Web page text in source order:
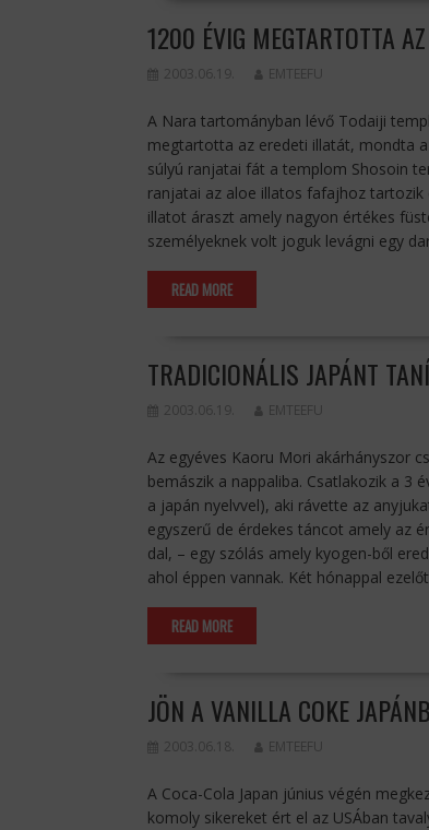
1200 ÉVIG MEGTARTOTTA
2003.06.19. EMTEEFU
A Nara tartományban lévő Todaiji
megtartotta az eredeti illatát, mondta
súlyú ranjatai fát a templom Shosoin
ranjatai az aloe illatos fafajhoz tartozik
illatot áraszt amely nagyon értékes
személyeknek volt joguk levágni egy
READ MORE
TRADICIONÁLIS JAPÁNT
2003.06.19. EMTEEFU
Az egyéves Kaoru Mori akárhányszor
bemászik a nappaliba. Csatlakozik a 3
a japán nyelvvel), aki rávette az
egyszerű de érdekes táncot amely az
dal, – egy szólás amely kyogen-ből
ahol éppen vannak. Két hónappal
READ MORE
JÖN A VANILLA COKE
2003.06.18. EMTEEFU
A Coca-Cola Japan június végén
komoly sikereket ért el az USÁban